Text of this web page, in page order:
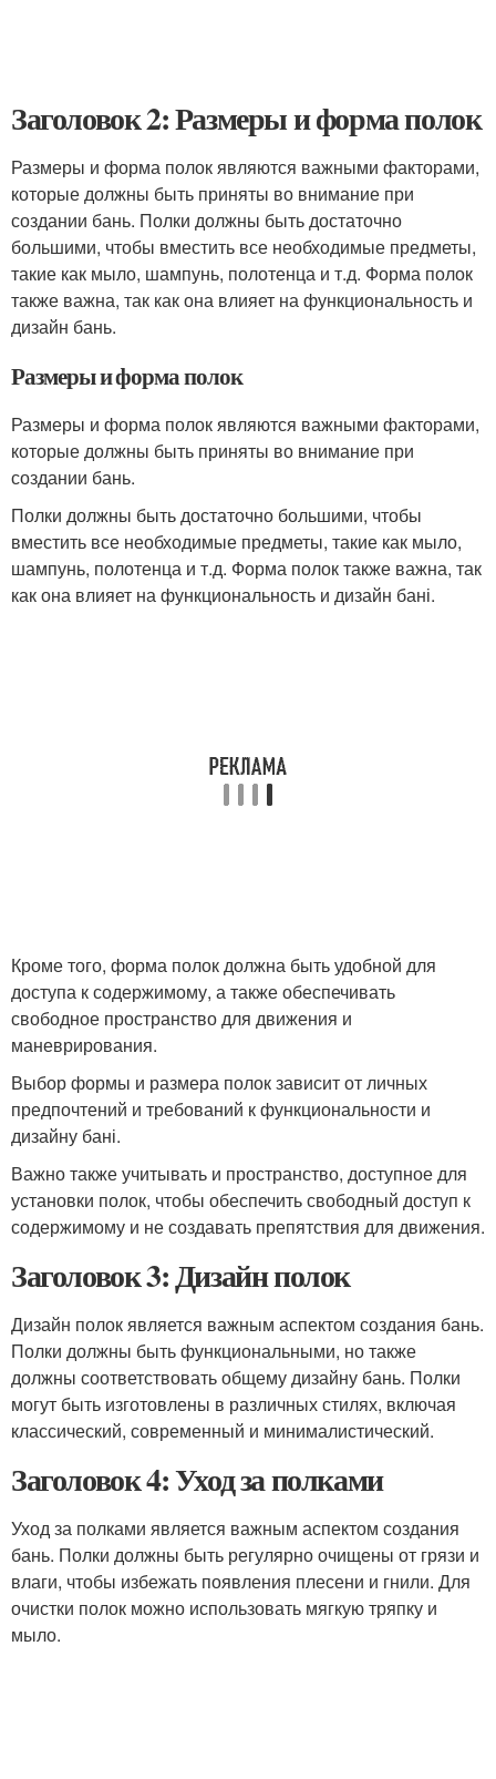
Заголовок 2: Размеры и форма полок
Размеры и форма полок являются важными факторами,
которые должны быть приняты во внимание при
создании бань. Полки должны быть достаточно
большими, чтобы вместить все необходимые предметы,
такие как мыло, шампунь, полотенца и т.д. Форма полок
также важна, так как она влияет на функциональность и
дизайн бань.
Размеры и форма полок
Размеры и форма полок являются важными факторами,
которые должны быть приняты во внимание при
создании бань.
Полки должны быть достаточно большими, чтобы
вместить все необходимые предметы, такие как мыло,
шампунь, полотенца и т.д. Форма полок также важна, так
как она влияет на функциональность и дизайн бані.
Кроме того, форма полок должна быть удобной для
доступа к содержимому, а также обеспечивать
свободное пространство для движения и
маневрирования.
Выбор формы и размера полок зависит от личных
предпочтений и требований к функциональности и
дизайну бані.
Важно также учитывать и пространство, доступное для
установки полок, чтобы обеспечить свободный доступ к
содержимому и не создавать препятствия для движения.
Заголовок 3: Дизайн полок
Дизайн полок является важным аспектом создания бань.
Полки должны быть функциональными, но также
должны соответствовать общему дизайну бань. Полки
могут быть изготовлены в различных стилях, включая
классический, современный и минималистический.
Заголовок 4: Уход за полками
Уход за полками является важным аспектом создания
бань. Полки должны быть регулярно очищены от грязи и
влаги, чтобы избежать появления плесени и гнили. Для
очистки полок можно использовать мягкую тряпку и
мыло.